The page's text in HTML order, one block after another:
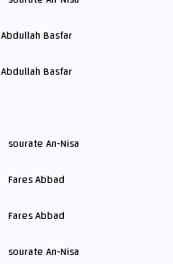
Abdullah Basfar
Fares Abbad